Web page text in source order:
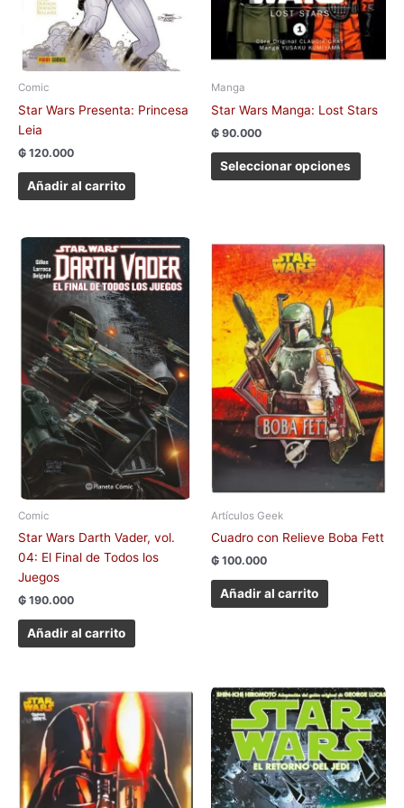
Comic
Star Wars Presenta: Princesa
Leia
₲ 120.000
Añadir al carrito
Manga
Star Wars Manga: Lost Stars
₲ 90.000
Seleccionar opciones
en
la
página
Comic
Star Wars Darth Vader, vol.
04: El Final de Todos los
Juegos
₲ 190.000
Añadir al carrito
Artículos Geek
Cuadro con Relieve Boba Fett
₲ 100.000
Añadir al carrito